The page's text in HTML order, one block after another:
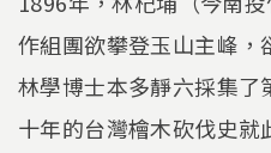
作組團欲攀登玉山主峰，
林學博士本多靜六採集了
十年的台灣檜木砍伐史